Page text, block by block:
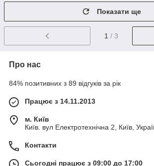
Показати ще
1 / 3
Про нас
84% позитивних з 89 відгуків за рік
Працює з 14.11.2013
м. Київ
Київ. вул Електротехнічна 2, Київ,
Контакти
Сьогодні працює з 09:00 до 17:00